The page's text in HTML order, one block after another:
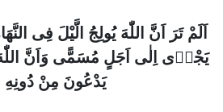
اَلَمْ تَرَ اَنَّ اللّٰهَ يُولِجُ الَّيْلَ فِى
يَجْرٖى اِلٰى اَجَلٍ مُسَمًّى وَاَنَّ اللّٰهَ
يَدْعُونَ مِنْ دُونِهِ